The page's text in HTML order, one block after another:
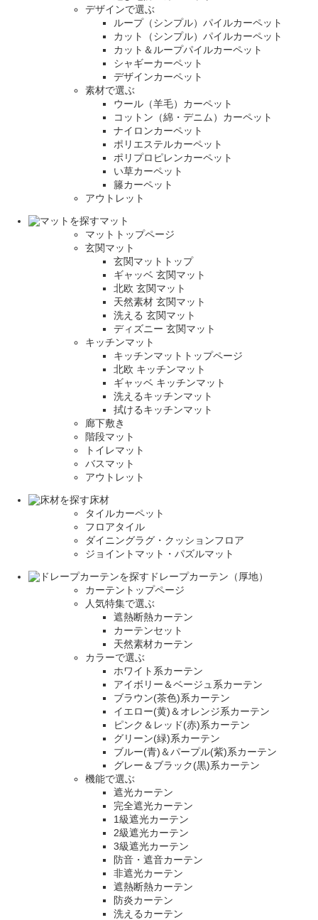
デザインで選ぶ
ループ（シンプル）パイルカーペット
カット（シンプル）パイルカーペット
カット＆ループパイルカーペット
シャギーカーペット
デザインカーペット
素材で選ぶ
ウール（羊毛）カーペット
コットン（綿・デニム）カーペット
ナイロンカーペット
ポリエステルカーペット
ポリプロピレンカーペット
い草カーペット
籐カーペット
アウトレット
マット
マットトップページ
玄関マット
玄関マットトップ
ギャッベ 玄関マット
北欧 玄関マット
天然素材 玄関マット
洗える 玄関マット
ディズニー 玄関マット
キッチンマット
キッチンマットトップページ
北欧 キッチンマット
ギャッベ キッチンマット
洗えるキッチンマット
拭けるキッチンマット
廊下敷き
階段マット
トイレマット
バスマット
アウトレット
床材
タイルカーペット
フロアタイル
ダイニングラグ・クッションフロア
ジョイントマット・パズルマット
ドレープカーテン（厚地）
カーテントップページ
人気特集で選ぶ
遮熱断熱カーテン
カーテンセット
天然素材カーテン
カラーで選ぶ
ホワイト系カーテン
アイボリー＆ベージュ系カーテン
ブラウン(茶色)系カーテン
イエロー(黄)＆オレンジ系カーテン
ピンク＆レッド(赤)系カーテン
グリーン(緑)系カーテン
ブルー(青)＆パープル(紫)系カーテン
グレー＆ブラック(黒)系カーテン
機能で選ぶ
遮光カーテン
完全遮光カーテン
1級遮光カーテン
2級遮光カーテン
3級遮光カーテン
防音・遮音カーテン
非遮光カーテン
遮熱断熱カーテン
防炎カーテン
洗えるカーテン